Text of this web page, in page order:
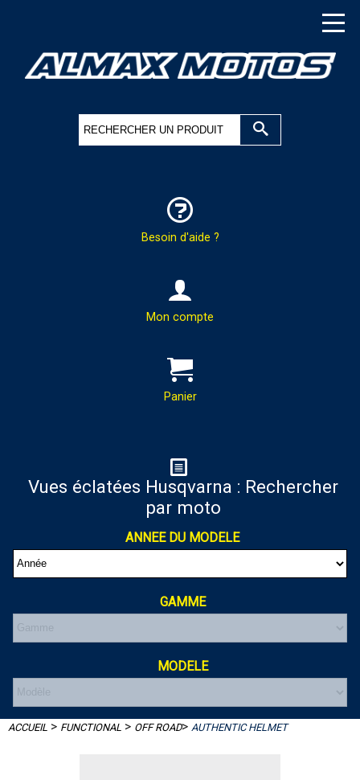
Besoin d'aide ?
HOTLINE & COMMANDES
PAR TÉLÉPHONE :
PAR MAIL :
Contactez-nous pour toutes
demandes de renseignements
Mon compte
Panier
Panier
Votre panier est vide
Vues éclatées Husqvarna : Rechercher
par moto
ANNEE DU MODELE
GAMME
MODELE
ACCUEIL > FUNCTIONAL > OFF ROAD> AUTHENTIC HELMET